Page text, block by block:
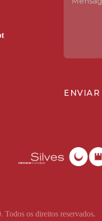
ENVIAR
os direitos reservados.